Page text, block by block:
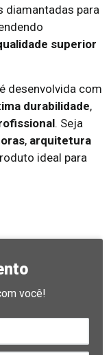
diamantadas para
superior
desenvolvida com
durabilidade,
. Seja
, arquitetura
ideal para
você!